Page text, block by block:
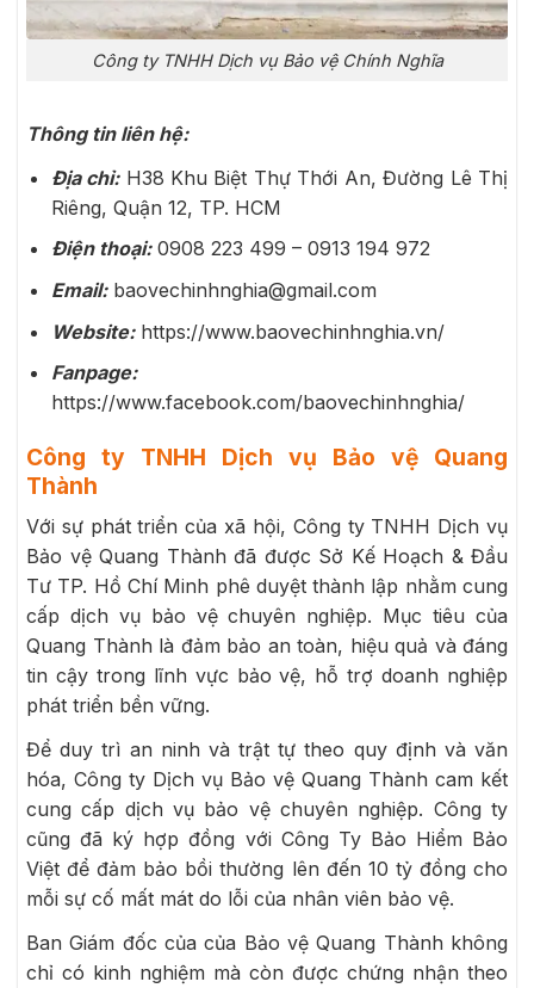
Công ty TNHH Dịch vụ Bảo vệ Chính Nghĩa
Thông tin liên hệ:
Địa chỉ: H38 Khu Biệt Thự Thới An, Đường Lê Thị
Riêng, Quận 12, TP. HCM
Điện thoại:0908 223 499 – 0913 194 972
Email:baovechinhnghia@gmail.com
Website:https://www.baovechinhnghia.vn/
Fanpage:
https://www.facebook.com/baovechinhnghia/
Công ty TNHH Dịch vụ Bảo vệ Quang
Thành
Với sự phát triển của xã hội, Công ty TNHH Dịch vụ
Bảo vệ Quang Thành đã được Sở Kế Hoạch & Đầu
Tư TP. Hồ Chí Minh phê duyệt thành lập nhằm cung
cấp dịch vụ bảo vệ chuyên nghiệp. Mục tiêu của
Quang Thành là đảm bảo an toàn, hiệu quả và đáng
tin cậy trong lĩnh vực bảo vệ, hỗ trợ doanh nghiệp
phát triển bền vững.
Để duy trì an ninh và trật tự theo quy định và văn
hóa, Công ty Dịch vụ Bảo vệ Quang Thành cam kết
cung cấp dịch vụ bảo vệ chuyên nghiệp. Công ty
cũng đã ký hợp đồng với Công Ty Bảo Hiểm Bảo
Việt để đảm bảo bồi thường lên đến 10 tỷ đồng cho
mỗi sự cố mất mát do lỗi của nhân viên bảo vệ.
Ban Giám đốc của của Bảo vệ Quang Thành không
chỉ có kinh nghiệm mà còn được chứng nhận theo